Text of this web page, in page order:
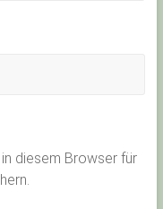
diesem Browser für